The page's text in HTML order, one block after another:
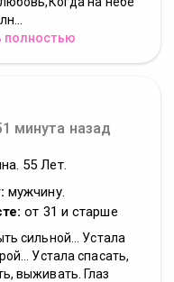
полностью
минута назад
55 Лет.
мужчину.
от 31 и старше
сильной... Устала
Устала спасать,
выживать. Глаз